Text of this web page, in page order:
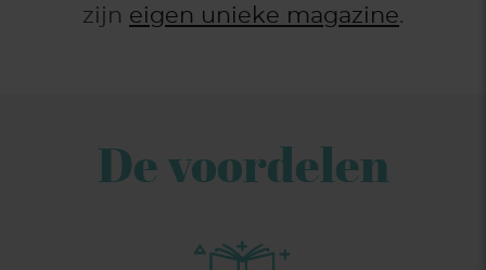
zijn eigen unieke magazine.
De voordelen